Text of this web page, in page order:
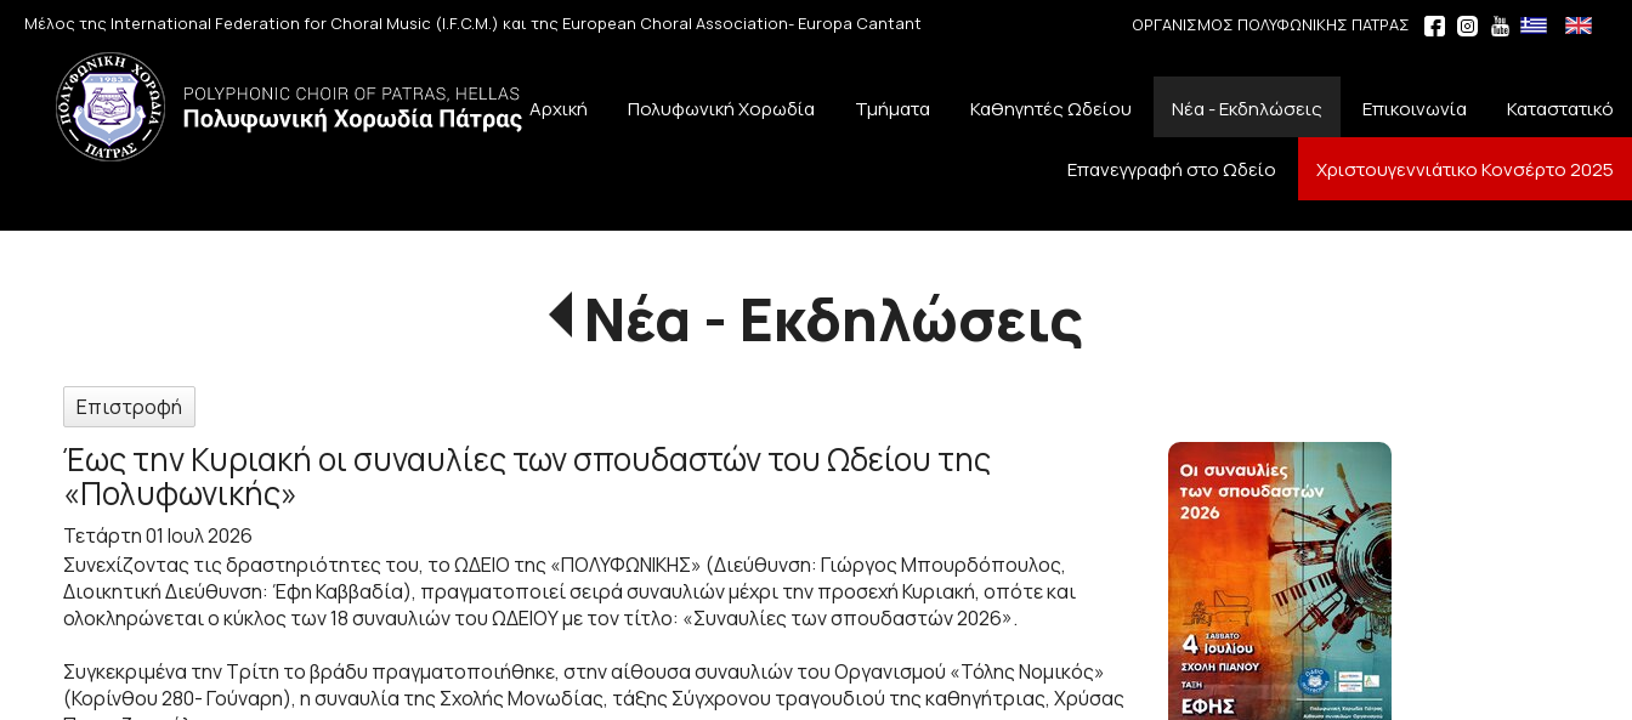
ΟΡΓΑΝΙΣΜΟΣ ΠΟΛΥΦΩΝΙΚΗΣ ΠΑΤΡΑΣ
Μέλος της International Federation for Choral Music (I.F.C.M.) και της European Choral Association- Europa Cantant
Αρχική Πολυφωνική Χορωδία Τμήματα Καθηγητές Ωδείου Νέα - Εκδηλώσεις Επικοινωνία Καταστατικό
Επανεγγραφή στο Ωδείο Χριστουγεννιάτικο Κονσέρτο 2025
Νέα - Εκδηλώσεις
Επιστροφή
Έως την Κυριακή οι συναυλίες των σπουδαστών του Ωδείου της
«Πολυφωνικής»
Τετάρτη 01 Ιουλ 2026
Συνεχίζοντας τις δραστηριότητες του, το ΩΔΕΙΟ της «ΠΟΛΥΦΩΝΙΚΗΣ» (Διεύθυνση: Γιώργος Μπουρδόπουλος,
Διοικητική Διεύθυνση: Έφη Καββαδία), πραγματοποιεί σειρά συναυλιών μέχρι την προσεχή Κυριακή, οπότε και
ολοκληρώνεται ο κύκλος των 18 συναυλιών του ΩΔΕΙΟΥ με τον τίτλο: «Συναυλίες των σπουδαστών 2026».
Συγκεκριμένα την Τρίτη το βράδυ πραγματοποιήθηκε, στην αίθουσα συναυλιών του Οργανισμού «Τόλης Νομικός»
(Κορίνθου 280- Γούναρη), η συναυλία της Σχολής Μονωδίας, τάξης Σύγχρονου τραγουδιού της καθηγήτριας, Χρύσας